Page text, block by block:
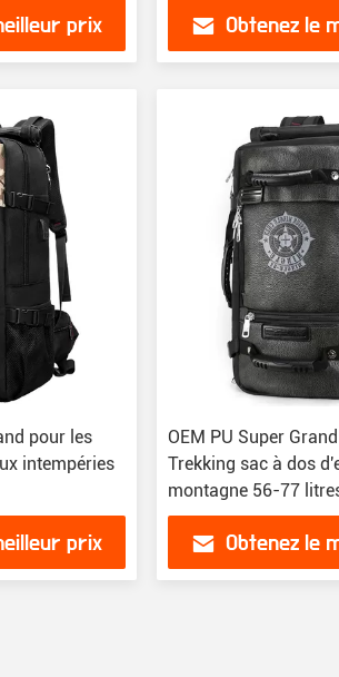
prix Obtenez le
pour les
intempéries
prix
OEM PU Super
Trekking sac à dos
montagne 56-77
Obtenez le